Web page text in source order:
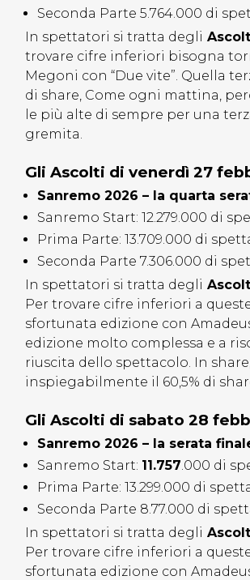
Seconda Parte 5.764.000 di
In spettatori si tratta degli
trovare cifre inferiori bisogna
Megoni con “Due vite”. Quella
di share, Come ogni mattina,
le più alte di sempre per una
gremita.
Gli Ascolti di venerdì 27
Sanremo 2026 – la quarta
Sanremo Start: 12.279.000 di
Prima Parte: 13.709.000 di
Seconda Parte 7.306.000 di
In spettatori si tratta degli
Per trovare cifre inferiori a
sfortunata edizione con
edizione molto complessa e a
riuscita dello spettacolo. In
inspiegabilmente il 60,5% di
Gli Ascolti di sabato 28
Sanremo 2026 – la serata
Sanremo Start: 11.757 .000 di
Prima Parte: 13.299.000 di
Seconda Parte 8.77.000 di
In spettatori si tratta degli
Per trovare cifre inferiori a
sfortunata edizione con